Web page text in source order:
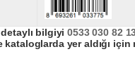
bilgiyi0533 030 82
yer aldığı